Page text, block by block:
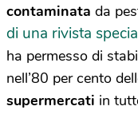
contaminata da
di una rivista
ha permesso di
nell’80 per cento
supermercati in